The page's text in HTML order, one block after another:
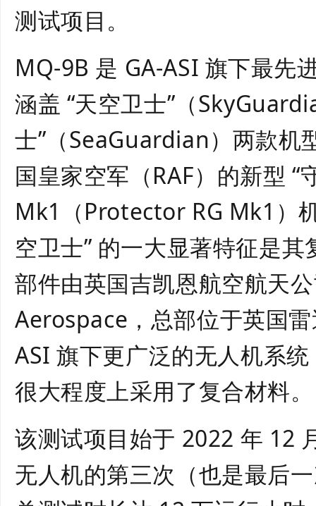
测试项目。
MQ-9B 是 GA-ASI 旗下最先
涵盖 “天空卫士”（
士”（SeaGuardian）两款机
国皇家空军（RAF）的新型 “
Mk1（Protector RG Mk1）
空卫士” 的一大显著特征是其
部件由英国吉凯恩航空航天
Aerospace，总部位于英国
ASI 旗下更广泛的无人机系
很大程度上采用了复合材料。
该测试项目始于 2022 年 12
无人机的第三次（也是最后